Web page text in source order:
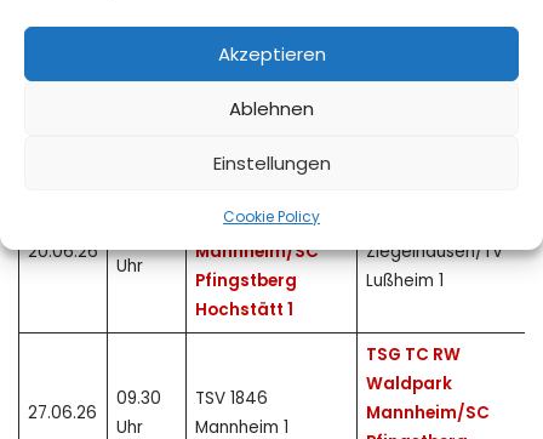
Akzeptieren
Ablehnen
Einstellungen
Cookie Policy
09.30
TSG TC RW
Waldpark
Pfingstberg
MTG BW
20.06.26
Uhr
Waldpark
Mannheim/SC
Pfingstberg
Hochstätt 1
Ziegelhausen/TV
Lußheim 1
27.06.26
09.30
Uhr
TSV 1846
Mannheim 1
TSG TC RW
Waldpark
Mannheim/SC